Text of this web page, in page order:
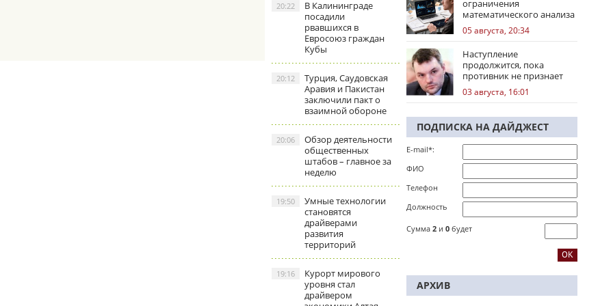
В Калининграде
посадили
рвавшихся в
Евросоюз граждан
Кубы
20:22
Турция, Саудовская
Аравия и Пакистан
заключили пакт о
взаимной обороне
20:12
Обзор деятельности
общественных
штабов – главное за
неделю
20:06
Умные технологии
становятся
драйверами
развития
территорий
19:50
Курорт мирового
уровня стал
драйвером
19:16
ограничения
математического анализа
избирательных кампаний
05 августа, 20:34
Наступление
продолжится, пока
противник не признает
стратегическое
поражение
03 августа, 16:01
ПОДПИСКА НА ДАЙДЖЕСТ
E-mail*:
ФИО
Телефон
Должность
Сумма 2 и 0 будет
АРХИВ